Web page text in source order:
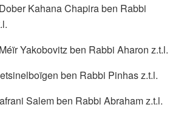
Kahana Chapira ben Rabbi
Yakobovitz ben Rabbi Aharon z.t.l.
ben Rabbi Pinhas z.t.l.
Salem ben Rabbi Abraham z.t.l.